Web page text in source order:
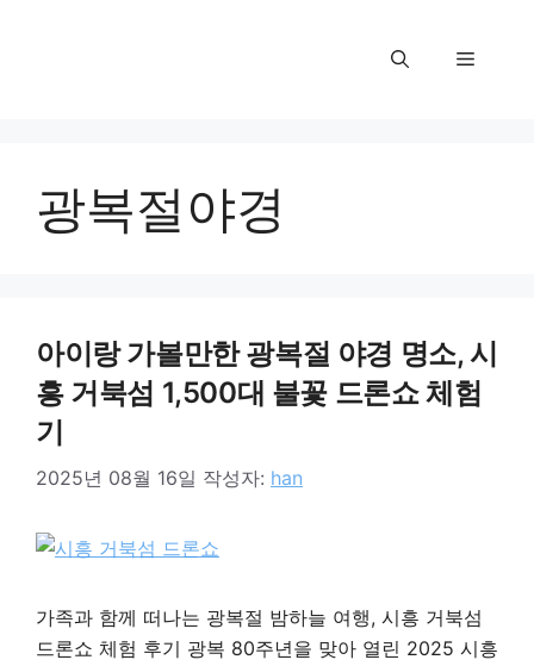
메
광복절야경
아이랑 가볼만한 광복절 야경 명소, 시
흥 거북섬 1,500대 불꽃 드론쇼 체험
기
2025년 08월 16일 작성자: han
가족과 함께 떠나는 광복절 밤하늘 여행, 시흥 거북섬
드론쇼 체험 후기 광복 80주년을 맞아 열린 2025 시흥